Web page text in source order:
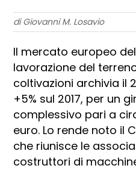
di Giovanni M. Losavio
Il mercato europeo
lavorazione del
coltivazioni archivia il
+5% sul 2017, per un
complessivo pari a
euro. Lo rende noto il
che riunisce le
costruttori di